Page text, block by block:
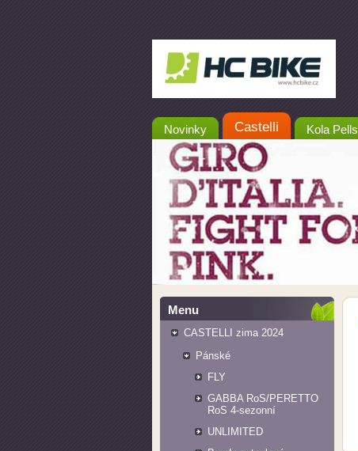
Novinky Castelli Kola Pells
Menu
CASTELLI zima 2024
Pánské
FLY
GABBA RoS/PERETTO
RoS 4-sezonní
UNLIMITED